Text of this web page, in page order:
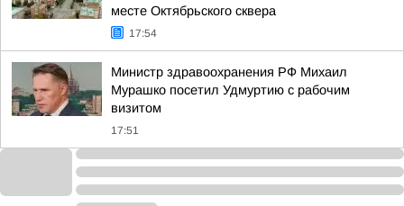
месте Октябрьского сквера
17:54
Министр здравоохранения РФ Михаил
Мурашко посетил Удмуртию с рабочим
визитом
17:51